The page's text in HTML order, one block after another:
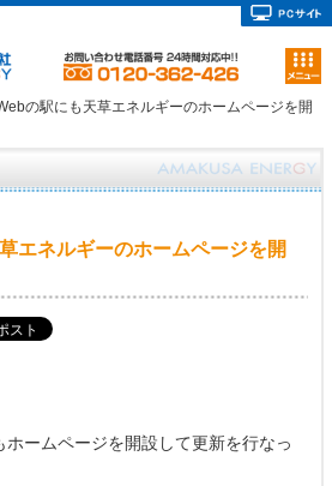
の駅にも天草エネルギーのホームページを開
エネルギーのホームページを開
ームページを開設して更新を行なっ